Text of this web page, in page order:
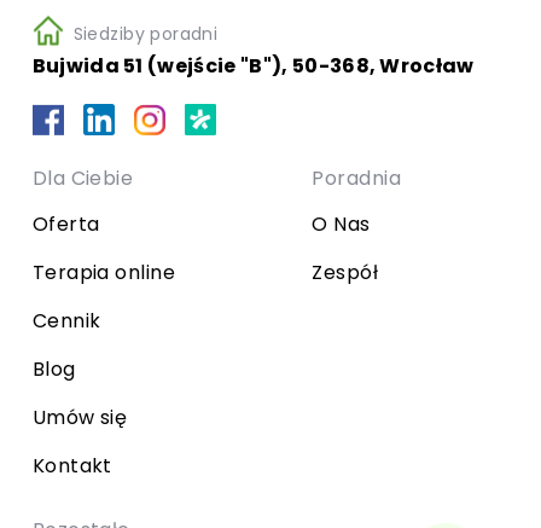
Siedziby poradni
Bujwida 51 (wejście "B"), 50-368, Wrocław
Dla Ciebie
Oferta
Terapia online
Cennik
Blog
Umów się
Kontakt
Poradnia
O Nas
Zespół